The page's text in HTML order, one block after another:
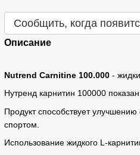
Сообщить, когда
Описание
Nutrend Carnitine 100.000-
Нутренд карнитин 100000
Продукт способствует
спортом.
Использование жидкого L-